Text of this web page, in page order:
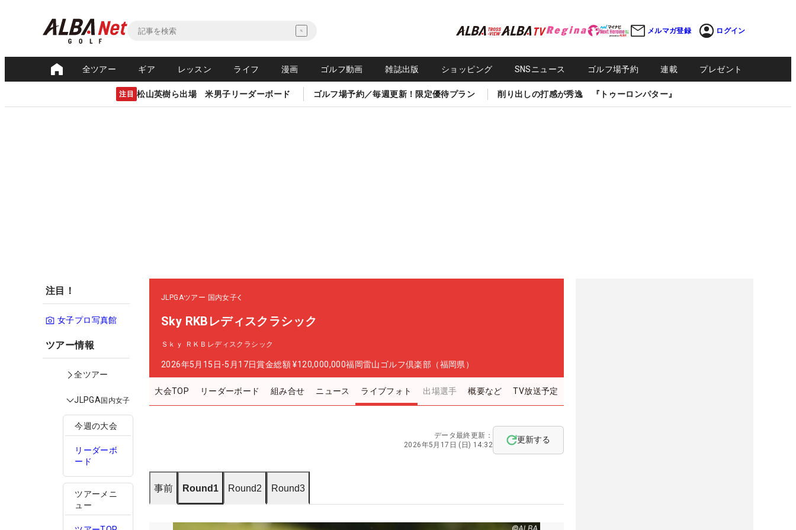
メルマガ登録 ログイン
全ツアー ギア レッスン ライフ 漫画 ゴルフ動画 雑誌出版 ショッピング SNSニュース ゴルフ場予約 連載 プレゼント
注目 松山英樹ら出場 米男子リーダーボード ゴルフ場予約／毎週更新！限定優待プラン 削り出しの打感が秀逸 『トゥーロンパター』
注目！
女子プロ写真館
ツアー情報
全ツアー
JLPGA国内女子
今週の大会
リーダーボ
ード
ツアーメニ
ュー
JLPGAツアー 国内女子
Sky RKBレディスクラシック
Ｓｋｙ ＲＫＢレディスクラシック
2026年5月15日-5月17日賞金総額 ¥120,000,000福岡雷山ゴルフ倶楽部（福岡県）
大会TOP リーダーボード 組み合せ ニュース ライブフォト 出場選手 概要など TV放送予定
データ最終更新：
2026年5月17日 (日) 14:32
更新する
事前 Round1 Round2 Round3